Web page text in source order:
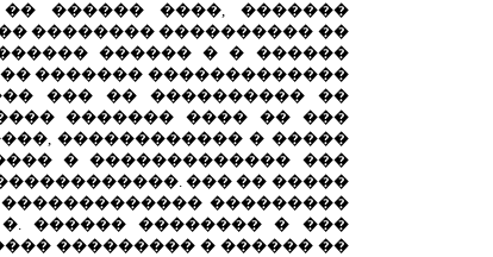
������ ����, �������
�������� ���������� ��
������ � � ������
������� �������������
��� �� ���������� ��
������� ���� �� ���
������������ � �����
� ������������� ���
��� �� �����
���������
������ �������� � ���
��������� � ������ ��